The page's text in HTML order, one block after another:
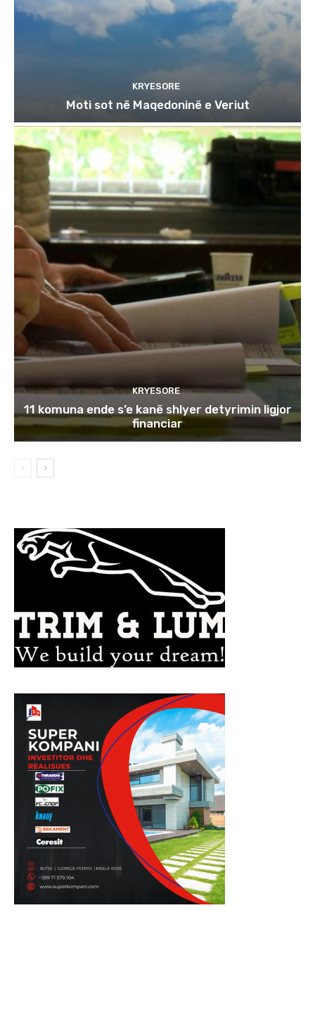
KRYESORE
Moti sot në Maqedoninë e Veriut
KRYESORE
11 komuna ende s’e kanë shlyer detyrimin ligjor
financiar